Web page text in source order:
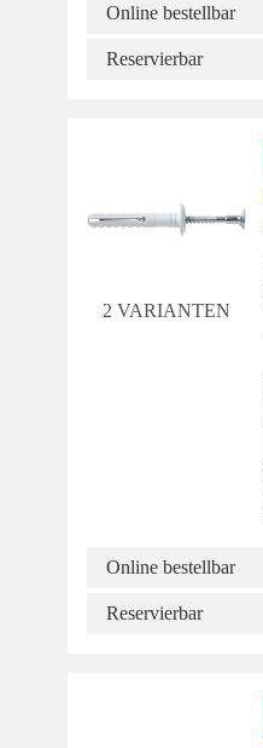
Online bestellbar
Reservierbar
2 VARIANTEN
Online bestellbar
Reservierbar